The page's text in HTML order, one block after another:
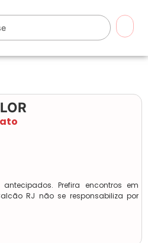
Prefira encontros em
RJ não se responsabiliza por